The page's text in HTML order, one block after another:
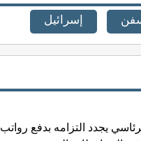
إسرائيل
يجدد التزامه بدفع رواتب